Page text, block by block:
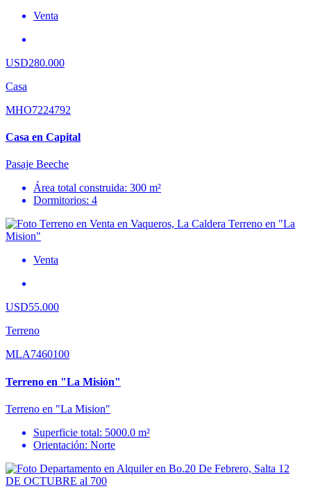
Venta
USD280.000
Casa
MHO7224792
Casa en Capital
Pasaje Beeche
Área total construida: 300 m²
Dormitorios: 4
Venta
USD55.000
Terreno
MLA7460100
Terreno en "La Misión"
Terreno en "La Mision"
Superficie total: 5000.0 m²
Orientación: Norte